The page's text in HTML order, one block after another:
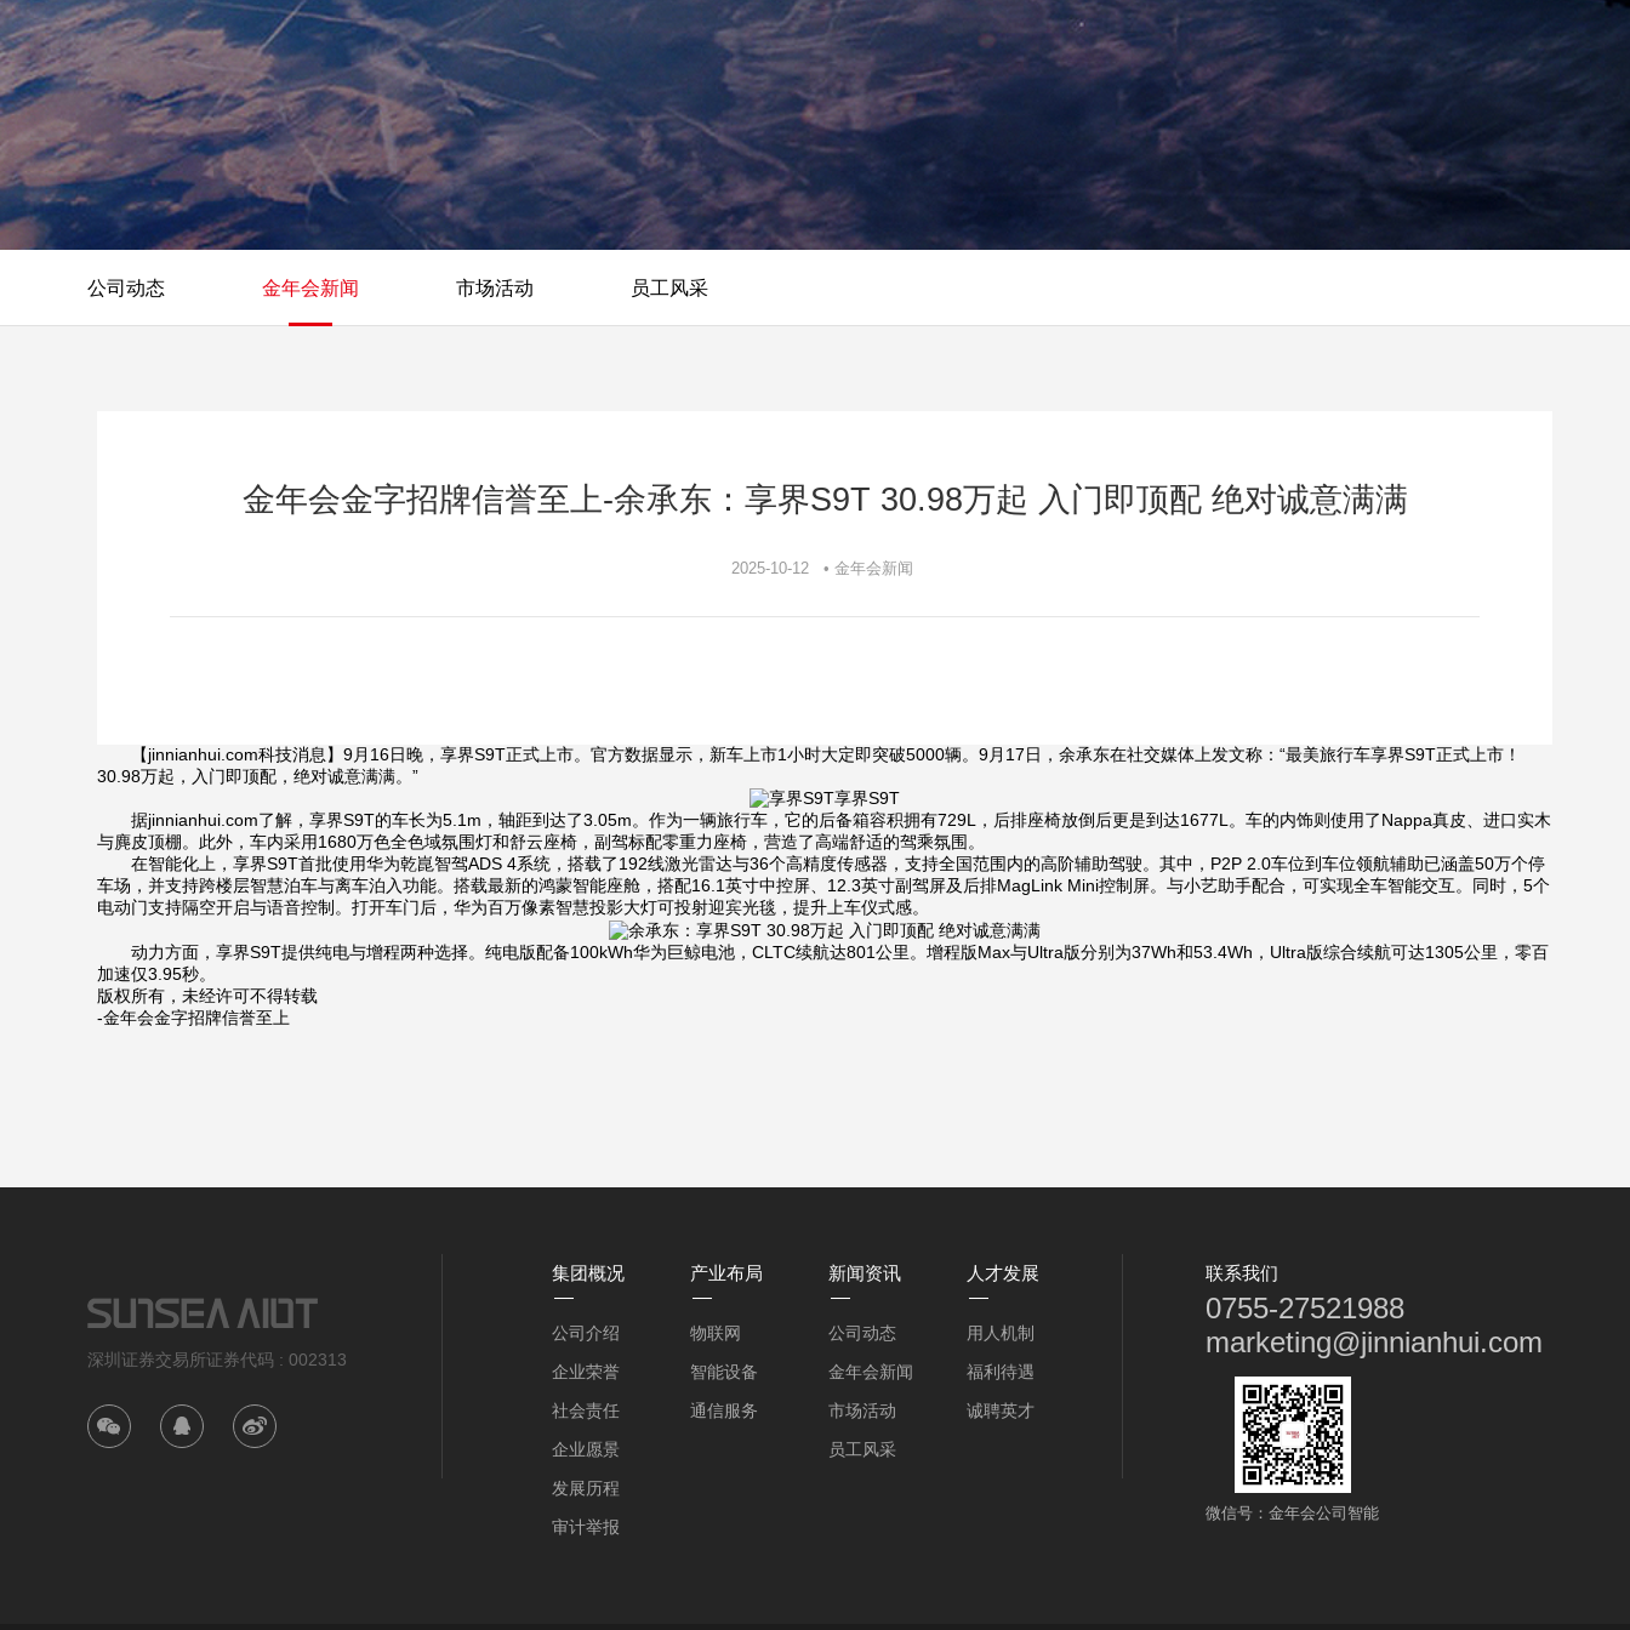
公司动态 金年会新闻 市场活动 员工风采
金年会金字招牌信誉至上-余承东：享界S9T 30.98万起 入门即顶配 绝对诚意满满
2025-10-12 • 金年会新闻
【jinnianhui.com科技消息】9月16日晚，享界S9T正式上市。官方数据显示，新车上市1小时大定即突破5000辆。9月17日，余承东在社交媒体上发文称：“最美旅行车享界S9T正式上市！
30.98万起，入门即顶配，绝对诚意满满。”
享界S9T
据jinnianhui.com了解，享界S9T的车长为5.1m，轴距到达了3.05m。作为一辆旅行车，它的后备箱容积拥有729L，后排座椅放倒后更是到达1677L。车的内饰则使用了Nappa真皮、进口实木
与麂皮顶棚。此外，车内采用1680万色全色域氛围灯和舒云座椅，副驾标配零重力座椅，营造了高端舒适的驾乘氛围。
在智能化上，享界S9T首批使用华为乾崑智驾ADS 4系统，搭载了192线激光雷达与36个高精度传感器，支持全国范围内的高阶辅助驾驶。其中，P2P 2.0车位到车位领航辅助已涵盖50万个停
车场，并支持跨楼层智慧泊车与离车泊入功能。搭载最新的鸿蒙智能座舱，搭配16.1英寸中控屏、12.3英寸副驾屏及后排MagLink Mini控制屏。与小艺助手配合，可实现全车智能交互。同时，5个
电动门支持隔空开启与语音控制。打开车门后，华为百万像素智慧投影大灯可投射迎宾光毯，提升上车仪式感。
动力方面，享界S9T提供纯电与增程两种选择。纯电版配备100kWh华为巨鲸电池，CLTC续航达801公里。增程版Max与Ultra版分别为37Wh和53.4Wh，Ultra版综合续航可达1305公里，零百
加速仅3.95秒。
版权所有，未经许可不得转载
-金年会金字招牌信誉至上
深圳证券交易所证券代码 : 002313
集团概况
公司介绍
企业荣誉
社会责任
企业愿景
发展历程
审计举报
产业布局
物联网
智能设备
通信服务
新闻资讯
公司动态
金年会新闻
市场活动
员工风采
人才发展
用人机制
福利待遇
诚聘英才
联系我们
0755-27521988
marketing@jinnianhui.com
微信号：金年会公司智能